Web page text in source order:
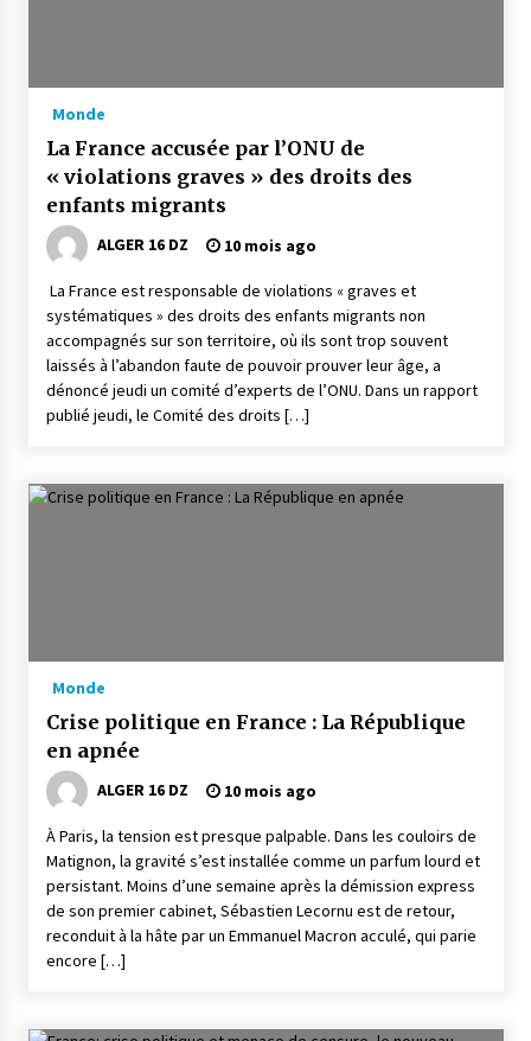
Monde
La France accusée par l’ONU de
« violations graves » des droits des
enfants migrants
ALGER 16 DZ 10 mois ago
La France est responsable de violations « graves et
systématiques » des droits des enfants migrants non
accompagnés sur son territoire, où ils sont trop souvent
laissés à l’abandon faute de pouvoir prouver leur âge, a
dénoncé jeudi un comité d’experts de l’ONU. Dans un rapport
publié jeudi, le Comité des droits […]
Monde
Crise politique en France : La République
en apnée
ALGER 16 DZ 10 mois ago
À Paris, la tension est presque palpable. Dans les couloirs de
Matignon, la gravité s’est installée comme un parfum lourd et
persistant. Moins d’une semaine après la démission express
de son premier cabinet, Sébastien Lecornu est de retour,
reconduit à la hâte par un Emmanuel Macron acculé, qui parie
encore […]